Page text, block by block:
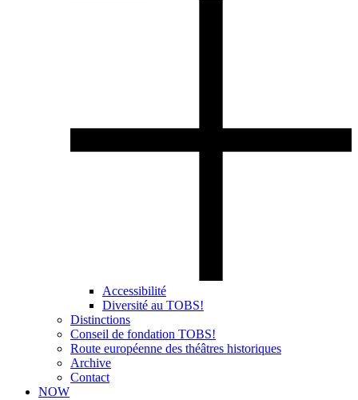
Accessibilité
Diversité au TOBS!
Distinctions
Conseil de fondation TOBS!
Route européenne des théâtres historiques
Archive
Contact
NOW